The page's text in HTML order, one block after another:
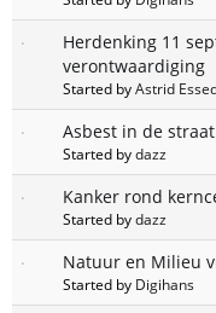
Herdenking 11
verontwaardiging
Started byAstrid
Asbest in de straat
Started bydazz
Kanker rond
Started bydazz
Natuur en Milieu
Started by Digihans